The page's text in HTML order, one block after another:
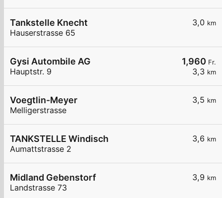
3,0 km
Tankstelle Knecht
Hauserstrasse 65
1,960 Fr.
3,3 km
Gysi Autombile AG
Hauptstr. 9
3,5 km
Voegtlin-Meyer
Melligerstrasse
3,6 km
TANKSTELLE Windisch
Aumattstrasse 2
3,9 km
Midland Gebenstorf
Landstrasse 73